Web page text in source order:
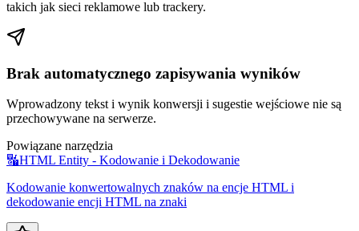
takich jak sieci reklamowe lub trackery.
Brak automatycznego zapisywania wyników
Wprowadzony tekst i wynik konwersji i sugestie wejściowe nie są
przechowywane na serwerze.
Powiązane narzędzia
🔣HTML Entity - Kodowanie i Dekodowanie
Kodowanie konwertowalnych znaków na encje HTML i
dekodowanie encji HTML na znaki